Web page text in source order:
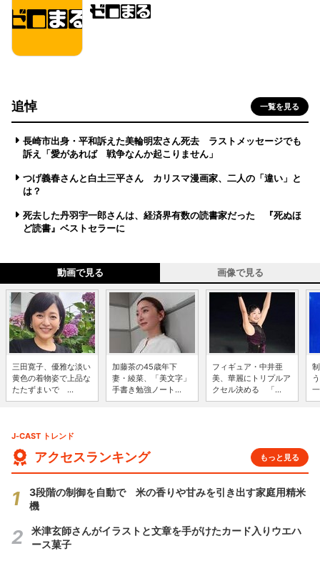
追悼 一覧を見る
長崎市出身・平和訴えた美輪明宏さん死去 ラストメッセージでも
訴え「愛があれば 戦争なんか起こりません」
つげ義春さんと白土三平さん カリスマ漫画家、二人の「違い」と
は？
死去した丹羽宇一郎さんは、経済界有数の読書家だった 『死ぬほ
ど読書』ベストセラーに
動画で見る 画像で見る
三田寛子、優雅な淡い
黄色の着物姿で上品な
たたずまいで ...
加藤茶の45歳年下
妻・綾菜、「美文字」
手書き勉強ノート...
フィギュア・中井亜
美、華麗にトリプルア
クセル決める 「...
J-CAST トレンド
アクセスランキング もっと見る
3段階の制御を自動で 米の香りや甘みを引き出す家庭用精米
機
米津玄師さんがイラストと文章を手がけたカード入りウエハ
ース菓子